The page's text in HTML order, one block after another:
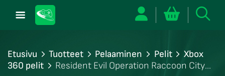
Etusivu Tuotteet Pelaaminen Pelit
Xbox
360 pelit
Resident Evil Operation Raccoon City